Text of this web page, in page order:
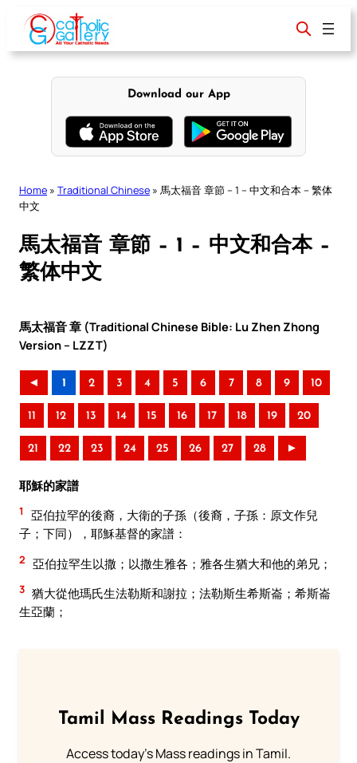
content
Download our App
Home » Traditional Chinese » 馬太福音 章節 – 1 – 中文和合本 – 繁体
中文
馬太福音 章節 – 1 – 中文和合本 –
繁体中文
馬太福音 章 (Traditional Chinese Bible: Lu Zhen Zhong
Version – LZZT)
◄ 1 2 3 4 5 6 7 8 9 10
11 12 13 14 15 16 17 18 19 20
21 22 23 24 25 26 27 28 ►
耶穌的家譜
1
亞伯拉罕的後裔，大衛的子孫（後裔，子孫：原文作兒
子；下同），耶穌基督的家譜：
2 亞伯拉罕生以撒；以撒生雅各；雅各生猶大和他的弟兄；
3 猶大從他瑪氏生法勒斯和謝拉；法勒斯生希斯崙；希斯崙
生亞蘭；
Tamil Mass Readings Today
Access today's Mass readings in Tamil.